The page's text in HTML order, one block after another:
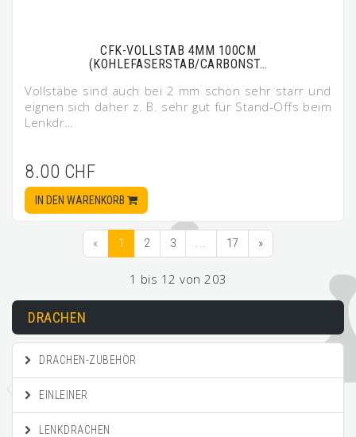
CFK-VOLLSTAB 4MM 100CM
(KOHLEFASERSTAB/CARBONST…
Vollstäbe sind auch bei 2 mm schon sehr starr und
eignen sich daher z. B. sehr gut für Stand-Offs beim
Lenkdr…
8.00 CHF
IN DEN WARENKORB
« 1 2 3 ... 17 »
1 bis 12 von 203
DRACHEN
DRACHEN-ZUBEHÖR
EINLEINER
LENKDRACHEN